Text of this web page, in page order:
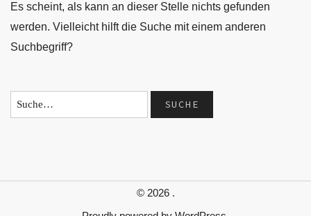
Es scheint, als kann an dieser Stelle nichts gefunden
werden. Vielleicht hilft die Suche mit einem anderen
Suchbegriff?
© 2026 .